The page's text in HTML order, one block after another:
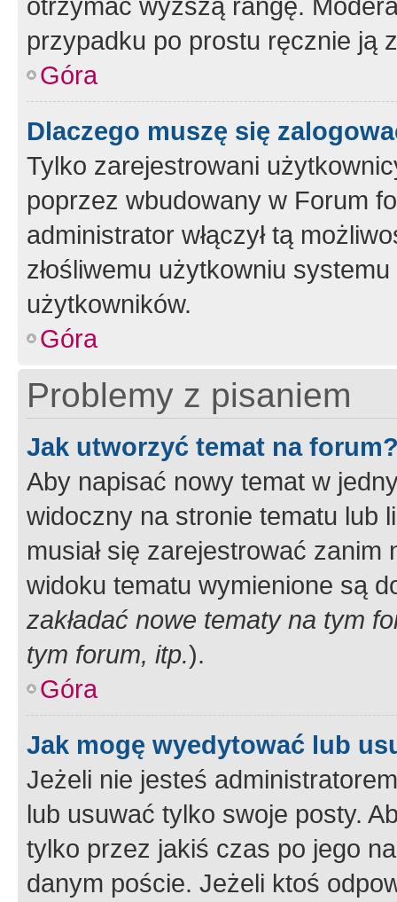
przypadku po prostu ręcznie ją
Góra
Dlaczego muszę się
Tylko zarejestrowani
poprzez wbudowany w Forum
administrator włączył tą
złośliwemu użytkowniu
użytkowników.
Góra
Problemy z pisaniem
Jak utworzyć temat na
Aby napisać nowy temat w
widoczny na stronie tematu lub
musiał się zarejestrować
widoku tematu wymienione są
zakładać nowe tematy na tym
tym forum, itp.).
Góra
Jak mogę wyedytować lub
Jeżeli nie jesteś
lub usuwać tylko swoje posty.
tylko przez jakiś czas po jego
danym poście. Jeżeli ktoś